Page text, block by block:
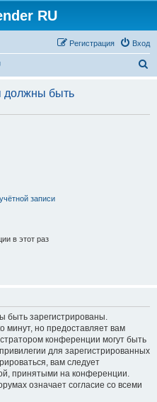
RU
Вход
Регистрация
с
должны быть
записи
в этот раз
зарегистрированы.
минут, но предоставляет вам
конференции могут быть
для зарегистрированных
вам следует
принятыми на конференции.
означает согласие со всеми